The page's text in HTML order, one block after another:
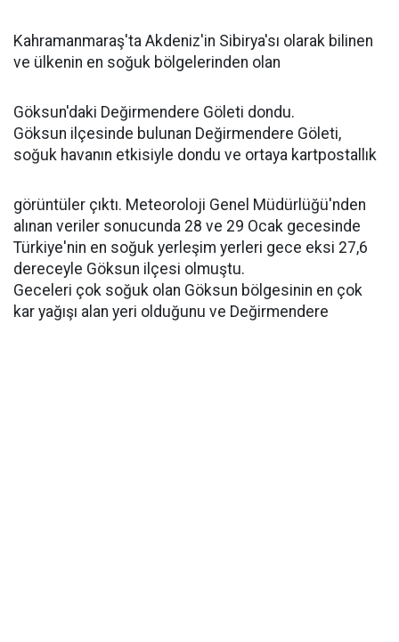
Kahramanmaraş'ta Akdeniz'in Sibirya'sı olarak bilinen
ve ülkenin en soğuk bölgelerinden olan
Göksun'daki Değirmendere Göleti dondu.
Göksun ilçesinde bulunan Değirmendere Göleti,
soğuk havanın etkisiyle dondu ve ortaya kartpostallık
görüntüler çıktı. Meteoroloji Genel Müdürlüğü'nden
alınan veriler sonucunda 28 ve 29 Ocak gecesinde
Türkiye'nin en soğuk yerleşim yerleri gece eksi 27,6
dereceyle Göksun ilçesi olmuştu.
Geceleri çok soğuk olan Göksun bölgesinin en çok
kar yağışı alan yeri olduğunu ve Değirmendere